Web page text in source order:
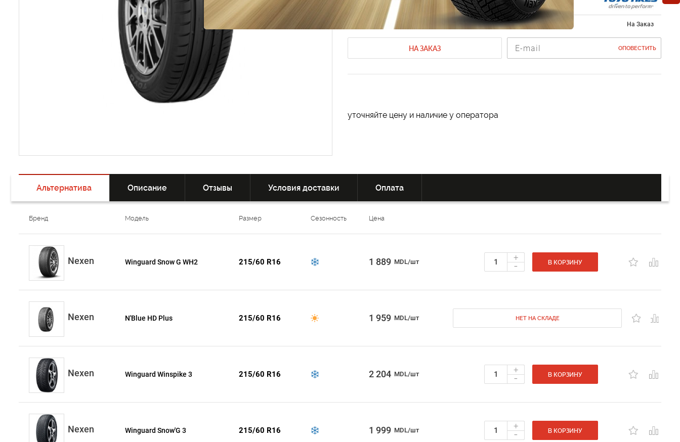
Летние шины Toyo Летние шины 215/60 R16
Код продукта: AT-60582 На Заказ
НА ЗАКАЗ ОПОВЕСТИТЬ
уточняйте цену и наличие у оператора
Альтернатива Описание Отзывы Условия доставки Оплата
Бренд Модель Размер Сезонность Цена
Nexen Winguard Snow G WH2 215/60 R16 1 889 MDL/шт +
- В КОРЗИНУ
Nexen N'Blue HD Plus 215/60 R16 1 959 MDL/шт НЕТ НА СКЛАДЕ
Nexen Winguard Winspike 3 215/60 R16 2 204 MDL/шт +
- В КОРЗИНУ
Nexen Winguard Snow'G 3 215/60 R16 1 999 MDL/шт +
- В КОРЗИНУ